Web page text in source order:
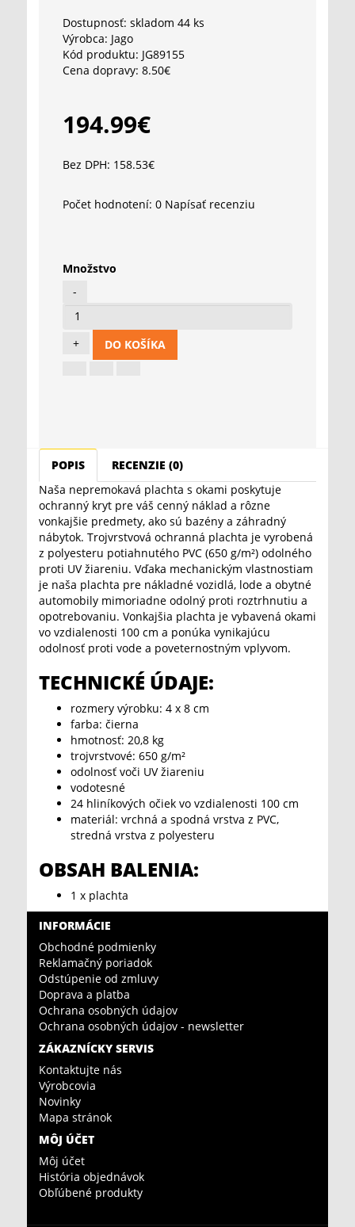
Dostupnosť: skladom 44 ks
Výrobca: Jago
Kód produktu: JG89155
Cena dopravy: 8.50€
194.99€
Bez DPH: 158.53€
Počet hodnotení: 0 Napísať recenziu
Množstvo
DO KOŠÍKA
POPIS
RECENZIE (0)
Naša nepremokavá plachta s okami poskytuje
ochranný kryt pre váš cenný náklad a rôzne
vonkajšie predmety, ako sú bazény a záhradný
nábytok. Trojvrstvová ochranná plachta je vyrobená
z polyesteru potiahnutého PVC (650 g/m²) odolného
proti UV žiareniu. Vďaka mechanickým vlastnostiam
je naša plachta pre nákladné vozidlá, lode a obytné
automobily mimoriadne odolný proti roztrhnutiu a
opotrebovaniu. Vonkajšia plachta je vybavená okami
vo vzdialenosti 100 cm a ponúka vynikajúcu
odolnosť proti vode a poveternostným vplyvom.
TECHNICKÉ ÚDAJE:
rozmery výrobku: 4 x 8 cm
farba: čierna
hmotnosť: 20,8 kg
trojvrstvové: 650 g/m²
odolnosť voči UV žiareniu
vodotesné
24 hliníkových očiek vo vzdialenosti 100 cm
materiál: vrchná a spodná vrstva z PVC,
stredná vrstva z polyesteru
OBSAH BALENIA:
1 x plachta
INFORMÁCIE
Obchodné podmienky
Reklamačný poriadok
Odstúpenie od zmluvy
Doprava a platba
Ochrana osobných údajov
Ochrana osobných údajov - newsletter
ZÁKAZNÍCKY SERVIS
Kontaktujte nás
Výrobcovia
Novinky
Mapa stránok
MÔJ ÚČET
Môj účet
História objednávok
Obľúbené produkty